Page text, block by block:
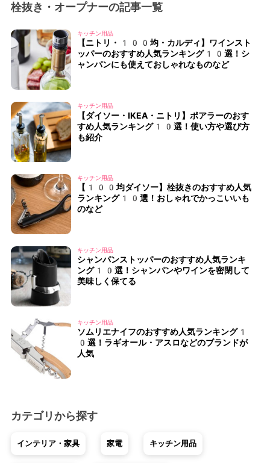
栓抜き・オープナーの記事一覧
キッチン用品
【ニトリ・100均・カルディ】ワインスト
ッパーのおすすめ人気ランキング10選！シ
ャンパンにも使えておしゃれなものなど
キッチン用品
【ダイソー・IKEA・ニトリ】ポアラーのおす
すめ人気ランキング10選！使い方や選び方
も紹介
キッチン用品
【100均ダイソー】栓抜きのおすすめ人気
ランキング10選！おしゃれでかっこいいも
のなど
キッチン用品
シャンパンストッパーのおすすめ人気ランキ
ング10選！シャンパンやワインを密閉して
美味しく保てる
キッチン用品
ソムリエナイフのおすすめ人気ランキング1
0選！ラギオール・アスロなどのブランドが
人気
カテゴリから探す
インテリア・家具 家電 キッチン用品